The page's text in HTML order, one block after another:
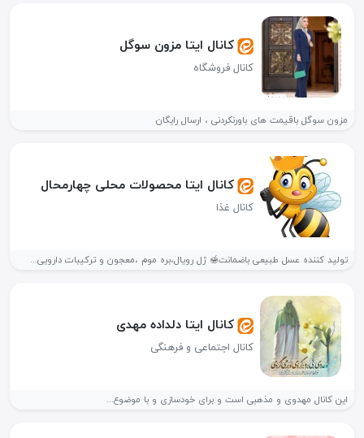
کانال ایتا مزون سوگل
کانال فروشگاه
مزون سوگل باقیمت های باورنکردنی ، ارسال رایگان
کانال ایتا محصولات محلی چهارمحال
کانال غذا
تولید کننده عسل طبیعی باضمانت🍯 ژل رویال،بره موم ،معجون و ترکیبات دارویی...
کانال ایتا دلداده مهدی
کانال اجتماعی و فرهنگی
این کانال مهدوی و مذهبی است و برای خودسازی و با موضوع...